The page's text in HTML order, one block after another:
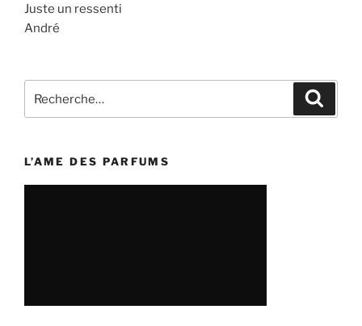
Juste un ressenti
André
pour
L’AME DES PARFUMS